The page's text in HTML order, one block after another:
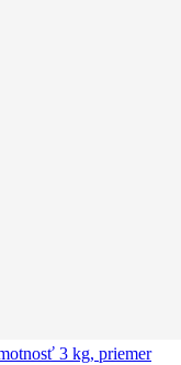
3 kg, priemer